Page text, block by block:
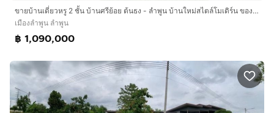
ขายบ้านเดี่ยวหรู 2 ชั้น บ้านศรีย้อย ต้นธง - ลำพูน บ้านใหม่สไตล์โมเดิร์น ของแถมจัดเต็ม ถูกมาก ใกล้ตัวเมืองลำพูน เชื่อมต่อเชียงใหม่
เมืองลำพูน ลำพูน
฿ 1,090,000